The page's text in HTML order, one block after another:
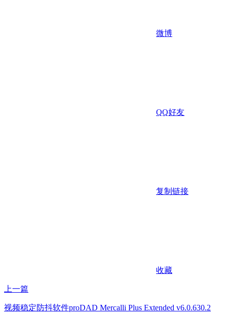
微博
QQ好友
复制链接
收藏
上一篇
视频稳定防抖软件proDAD Mercalli Plus Extended v6.0.630.2